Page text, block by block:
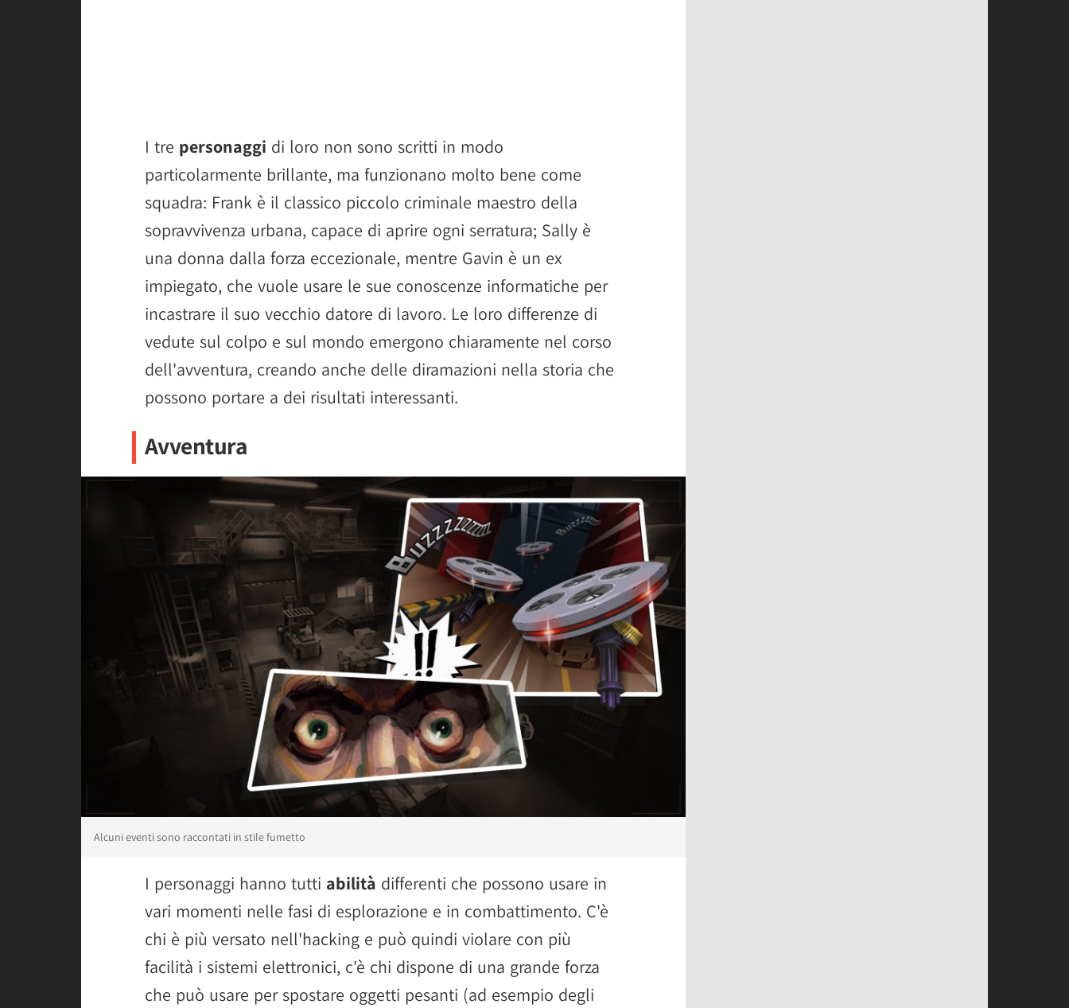
I tre personaggi di loro non sono scritti in modo
particolarmente brillante, ma funzionano molto bene come
squadra: Frank è il classico piccolo criminale maestro della
sopravvivenza urbana, capace di aprire ogni serratura; Sally è
una donna dalla forza eccezionale, mentre Gavin è un ex
impiegato, che vuole usare le sue conoscenze informatiche per
incastrare il suo vecchio datore di lavoro. Le loro differenze di
vedute sul colpo e sul mondo emergono chiaramente nel corso
dell'avventura, creando anche delle diramazioni nella storia che
possono portare a dei risultati interessanti.
Avventura
Alcuni eventi sono raccontati in stile fumetto
I personaggi hanno tutti abilità differenti che possono usare in
vari momenti nelle fasi di esplorazione e in combattimento. C'è
chi è più versato nell'hacking e può quindi violare con più
facilità i sistemi elettronici, c'è chi dispone di una grande forza
che può usare per spostare oggetti pesanti (ad esempio degli